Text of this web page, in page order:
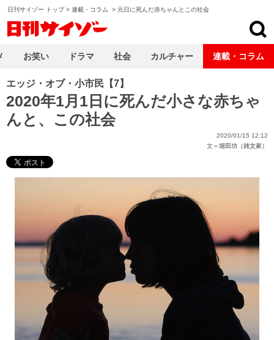
日刊サイゾー トップ> 連載・コラム > 元日に死んだ赤ちゃんとこの社会
エッジ・オブ・小市民【7】
2020年1月1日に死んだ小さな赤ちゃ
んと、この社会
2020/01/15 12:12
文＝堀田功（雑文家）
お笑い ドラマ 社会 カルチャー 連載・コラム